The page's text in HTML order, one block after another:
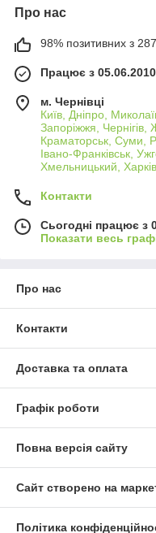
Про нас
98% позитивних з 287
Працює з 05.06.2010
м. Чернівці
Київ, Дніпро,
Запоріжжя,
Краматорськ, Суми,
Івано-Франківськ,
Хмельницький,
Контакти
Сьогодні працює з
Показати весь
Про нас
Контакти
Доставка та оплата
Графік роботи
Повна версія сайту
Сайт створено на
Політика